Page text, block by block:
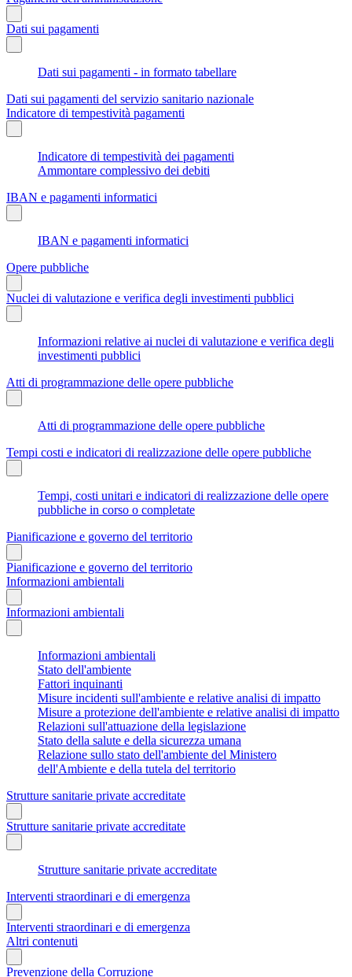
Dati sui pagamenti
Dati sui pagamenti - in formato tabellare
Dati sui pagamenti del servizio sanitario nazionale
Indicatore di tempestività pagamenti
Indicatore di tempestività dei pagamenti
Ammontare complessivo dei debiti
IBAN e pagamenti informatici
IBAN e pagamenti informatici
Opere pubbliche
Nuclei di valutazione e verifica degli investimenti pubblici
Informazioni relative ai nuclei di valutazione e verifica degli
investimenti pubblici
Atti di programmazione delle opere pubbliche
Atti di programmazione delle opere pubbliche
Tempi costi e indicatori di realizzazione delle opere pubbliche
Tempi, costi unitari e indicatori di realizzazione delle opere
pubbliche in corso o completate
Pianificazione e governo del territorio
Pianificazione e governo del territorio
Informazioni ambientali
Informazioni ambientali
Informazioni ambientali
Stato dell'ambiente
Fattori inquinanti
Misure incidenti sull'ambiente e relative analisi di impatto
Misure a protezione dell'ambiente e relative analisi di impatto
Relazioni sull'attuazione della legislazione
Stato della salute e della sicurezza umana
Relazione sullo stato dell'ambiente del Ministero
dell'Ambiente e della tutela del territorio
Strutture sanitarie private accreditate
Strutture sanitarie private accreditate
Strutture sanitarie private accreditate
Interventi straordinari e di emergenza
Interventi straordinari e di emergenza
Altri contenuti
Prevenzione della Corruzione